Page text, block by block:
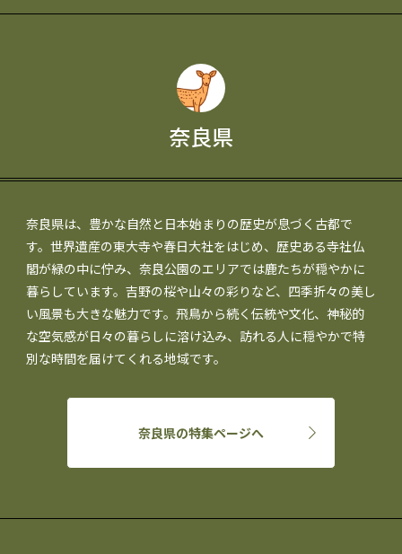
奈良県
奈良県は、豊かな自然と日本始まりの歴史が息づく古都で
す。世界遺産の東大寺や春日大社をはじめ、歴史ある寺社仏
閣が緑の中に佇み、奈良公園のエリアでは鹿たちが穏やかに
暮らしています。吉野の桜や山々の彩りなど、四季折々の美し
い風景も大きな魅力です。飛鳥から続く伝統や文化、神秘的
な空気感が日々の暮らしに溶け込み、訪れる人に穏やかで特
別な時間を届けてくれる地域です。
奈良県の特集ページへ